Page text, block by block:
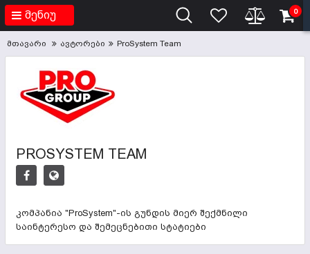
მენიუ 0
მთავარი ავტორები ProSystem Team
PROSYSTEM TEAM
კომპანია "ProSystem"-ის გუნდის მიერ შექმნილი
საინტერესო და შემეცნებითი სტატიები